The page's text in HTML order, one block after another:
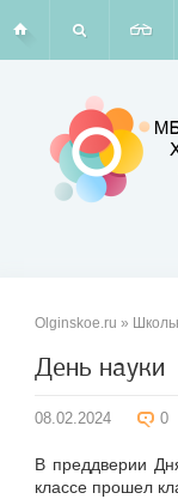
Olginskoe.ru »
День науки
08.02.2024 0
В преддверии
классе прошел